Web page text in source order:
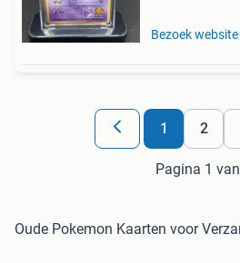
Bezoek website
1 2
Pagina 1
Oude Pokemon Kaarten voor